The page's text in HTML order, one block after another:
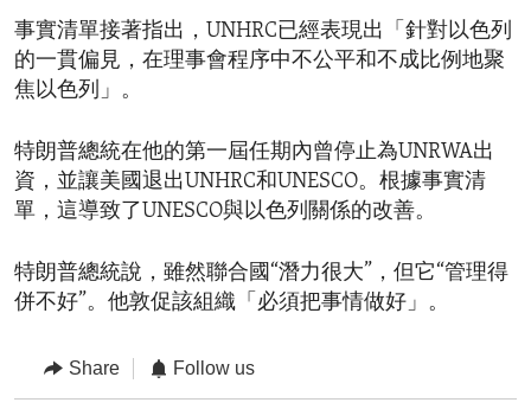
事實清單接著指出，UNHRC已經表現出「針對以色列
的一貫偏見，在理事會程序中不公平和不成比例地聚
焦以色列」。
特朗普總統在他的第一屆任期內曾停止為UNRWA出
資，並讓美國退出UNHRC和UNESCO。根據事實清
單，這導致了UNESCO與以色列關係的改善。
特朗普總統說，雖然聯合國“潛力很大”，但它“管理得
併不好”。他敦促該組織「必須把事情做好」。
Share Follow us